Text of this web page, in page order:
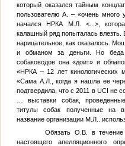
который оказался тайным
пользователю А.
– «очень много
начался НРКА
М.Л. <...>,
калашный ряд попыталась влезть.
нарицательное, как оказалось.
и обманом за деньги. Но
собаководов она «доит» и
«НРКА – 12 лет кинологических
«Сама А.Л.
, когда я нашла ее
подтвердила, что с 2011 в UCI не
… выставки собак,
титулы собак полученные на
название организации М.Л.
.
Обязать О.В.
в
настоящего апелляционного